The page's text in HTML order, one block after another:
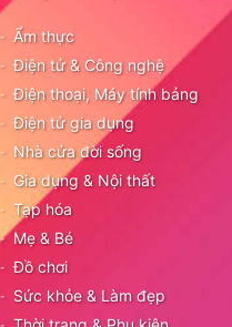
Ẩm thực
Điện tử & Công nghệ
Điện thoại, Máy tính bảng
Điện tử gia dụng
Nhà cửa đời sống
Gia dụng & Nội thất
Tạp hóa
Mẹ & Bé
Đồ chơi
Sức khỏe & Làm đẹp